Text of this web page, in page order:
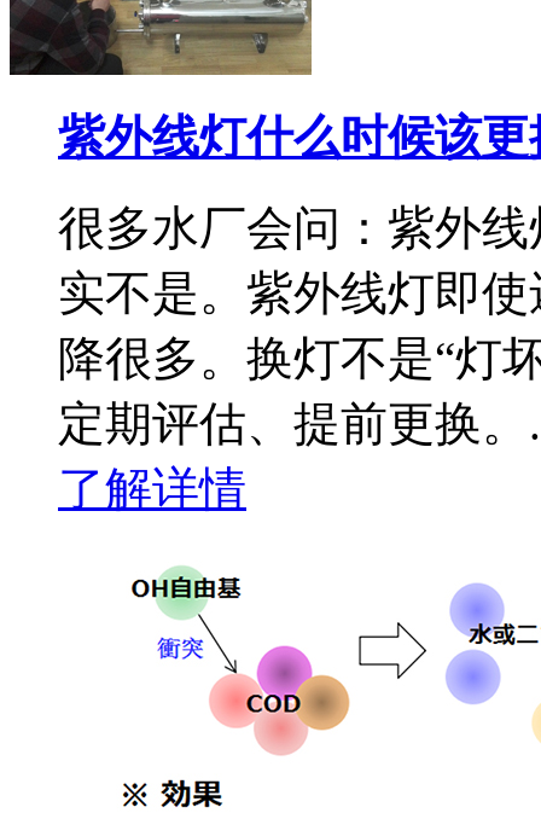
紫外线灯什么时候该更
很多水厂会问：紫外
实不是。紫外线灯即
降很多。换灯不是“灯
定期评估、提前更换。
了解详情